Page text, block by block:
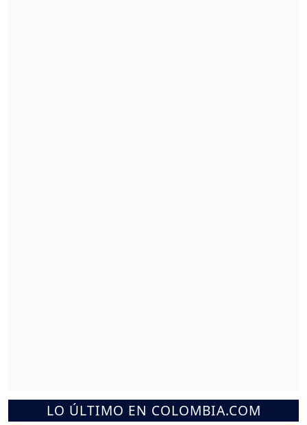
LO ÚLTIMO EN COLOMBIA.COM